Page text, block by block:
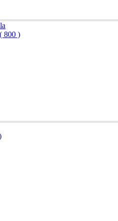
( 800 )